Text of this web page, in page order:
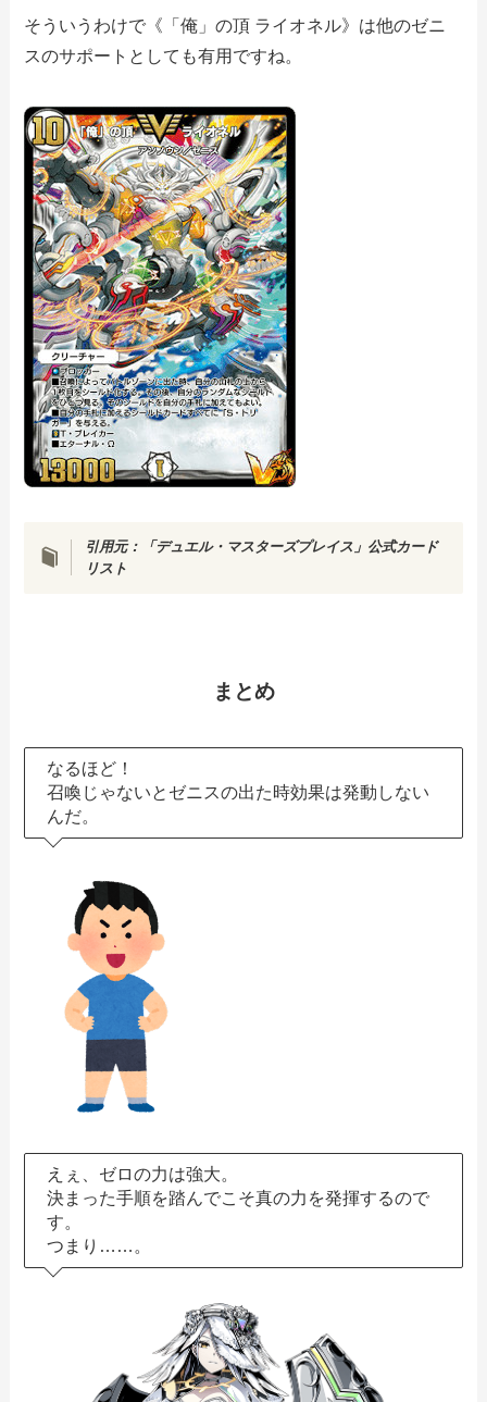
そういうわけで《「俺」の頂 ライオネル》は他のゼニ
スのサポートとしても有用ですね。
引用元：「デュエル・マスターズプレイス」公式カード
リスト
まとめ
なるほど！
召喚じゃないとゼニスの出た時効果は発動しない
んだ。
えぇ、ゼロの力は強大。
決まった手順を踏んでこそ真の力を発揮するので
す。
つまり……。